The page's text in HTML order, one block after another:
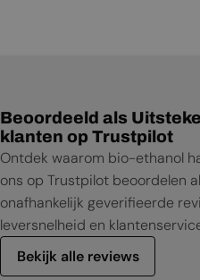
Beoordeeld als
klanten op Trustpilot
Ontdek waarom bio-ethanol
ons op Trustpilot beoordelen
onafhankelijk geverifieerde
leversnelheid en
Bekijk alle reviews